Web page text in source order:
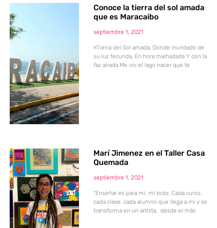
Conoce la tierra del sol amada
que es Maracaibo
septiembre 1, 2021
«Tierra del Sol amada, Donde inundado de
su luz fecunda, En hora malhadada Y con la
faz airada Me vio el lago nacer que te
Marí Jimenez en el Taller Casa
Quemada
septiembre 1, 2021
“Enseñar es para mi, mi todo. Cada curso,
cada clase, cada alumno que llega a mi y se
transforma en un artista, desde el más